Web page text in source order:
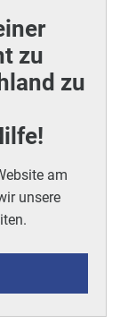
zu
zu
am
unsere